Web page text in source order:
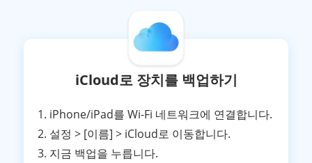
iCloud로 장치를 백업하기
1. iPhone/iPad를 Wi-Fi 네트워크에 연결합니다.
2. 설정 > [이름] > iCloud로 이동합니다.
3. 지금 백업을 누릅니다.